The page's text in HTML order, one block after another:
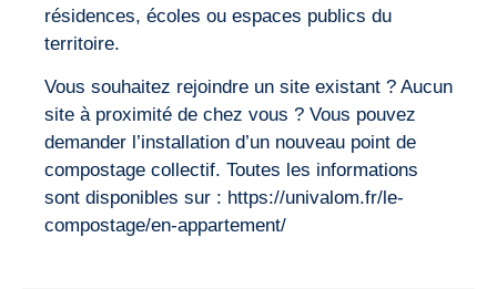
résidences, écoles ou espaces publics du
territoire.
Vous souhaitez rejoindre un site existant ? Aucun
site à proximité de chez vous ? Vous pouvez
demander l’installation d’un nouveau point de
compostage collectif. Toutes les informations
sont disponibles sur : https://univalom.fr/le-
compostage/en-appartement/